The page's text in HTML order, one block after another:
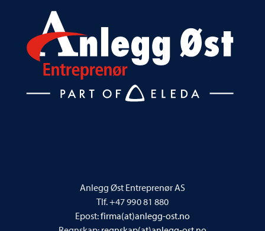
Anlegg Øst Entreprenør AS
Tlf. +47 990 81 880
Epost:firma(at)anlegg-ost.no